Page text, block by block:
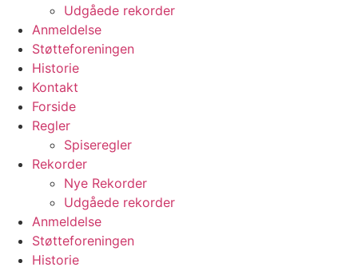
Udgåede rekorder
Anmeldelse
Støtteforeningen
Historie
Kontakt
Forside
Regler
Spiseregler
Rekorder
Nye Rekorder
Udgåede rekorder
Anmeldelse
Støtteforeningen
Historie